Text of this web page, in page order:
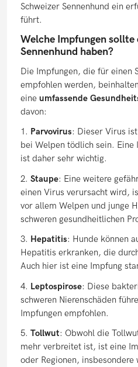
Schweizer Sennenhund ein
führt.
Welche Impfungen sollte
Sennenhund haben?
Die Impfungen, die für einen
empfohlen werden,
eine umfassende
davon:
1. Parvovirus: Dieser Virus
bei Welpen tödlich sein. Eine
ist daher sehr wichtig.
2. Staupe: Eine weitere
einen Virus verursacht wird,
vor allem Welpen und junge
schweren gesundheitlichen
3. Hepatitis: Hunde können
Hepatitis erkranken, die
Auch hier ist eine Impfung
4. Leptospirose: Diese
schweren Nierenschäden
Impfungen empfohlen.
5. Tollwut: Obwohl die
mehr verbreitet ist, ist eine
oder Regionen, insbesondere